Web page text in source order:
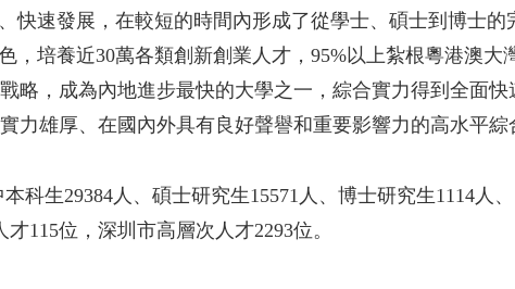
快速發展，在較短的時間內形成了從學士、碩士到博士的
培養近30萬各類創新創業人才，95%以上紮根粵港澳大
略，成為內地進步最快的大學之一，綜合實力得到全面
力雄厚、在國內外具有良好聲譽和重要影響力的高水平綜
生29384人、碩士研究生15571人、博士研究生1114人
115位，深圳市高層次人才2293位。